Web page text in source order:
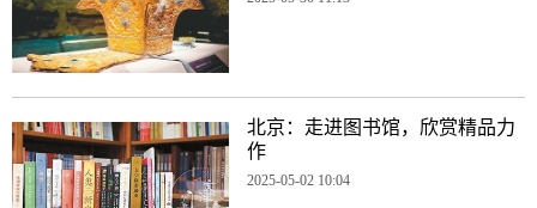
北京：走进图书馆，欣赏精品力
作
2025-05-02 10:04